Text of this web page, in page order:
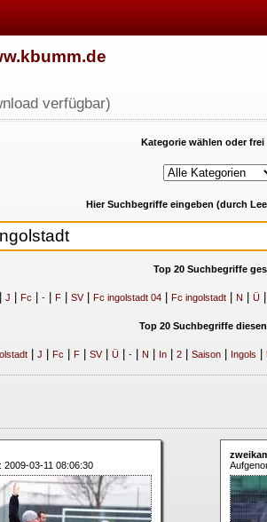
verfügbar)
Kategorie wählen oder frei
Hier Suchbegriffe eingeben (durch
Top 20 Suchbegriffe
J Fc -| F| SV| Fc ingolstadt 04| Fc ingolstadt| N Ü
Top 20 Suchbegriffe
| J Fc F| SV| Ü| -| N In| 2| Saison| Ingols
2009-03-11 08:06:30